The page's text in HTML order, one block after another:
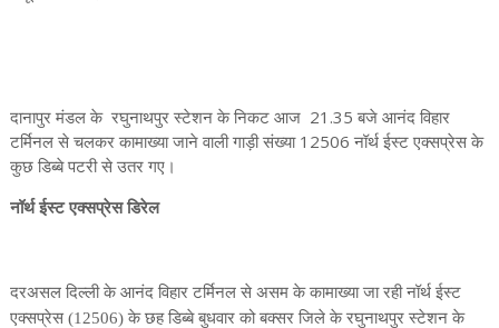
दानापुर मंडल के रघुनाथपुर स्टेशन के निकट आज 21.35 बजे आनंद विहार
टर्मिनल से चलकर कामाख्या जाने वाली गाड़ी संख्या 12506 नॉर्थ ईस्ट एक्सप्रेस के
कुछ डिब्बे पटरी से उतर गए।
नॉर्थ ईस्ट एक्सप्रेस डिरेल
दरअसल दिल्ली के आनंद विहार टर्मिनल से असम के कामाख्या जा रही नॉर्थ ईस्ट
एक्सप्रेस (12506) के छह डिब्बे बुधवार को बक्सर जिले के रघुनाथपुर स्टेशन के